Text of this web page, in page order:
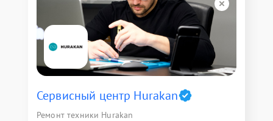
Сервисный центр Hurakan
Ремонт техники Hurakan